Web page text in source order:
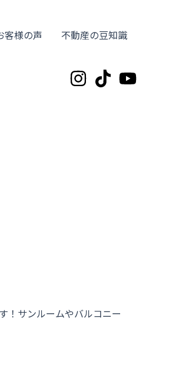
客様の声 不動産の豆知識
！サンルームやバルコニー